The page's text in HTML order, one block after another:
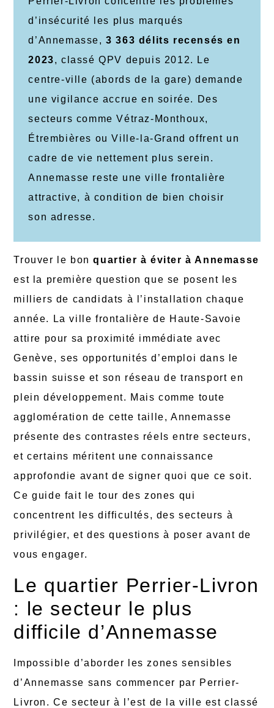
d’insécurité les plus marqués
d’Annemasse,3 363 délits recensés en
2023, classé QPV depuis 2012. Le
centre-ville (abords de la gare) demande
une vigilance accrue en soirée. Des
secteurs comme Vétraz-Monthoux,
Étrembières ou Ville-la-Grand offrent un
cadre de vie nettement plus serein.
Annemasse reste une ville frontalière
attractive, à condition de bien choisir
son adresse.
Trouver le bonquartier à éviter à Annemasse
est la première question que se posent les
milliers de candidats à l’installation chaque
année. La ville frontalière de Haute-Savoie
attire pour sa proximité immédiate avec
Genève, ses opportunités d’emploi dans le
bassin suisse et son réseau de transport en
plein développement. Mais comme toute
agglomération de cette taille, Annemasse
présente des contrastes réels entre secteurs,
et certains méritent une connaissance
approfondie avant de signer quoi que ce soit.
Ce guide fait le tour des zones qui
concentrent les difficultés, des secteurs à
privilégier, et des questions à poser avant de
vous engager.
Le quartier Perrier-Livron
: le secteur le plus
difficile d’Annemasse
Impossible d’aborder les zones sensibles
d’Annemasse sans commencer par Perrier-
Livron. Ce secteur à l’est de la ville est classé